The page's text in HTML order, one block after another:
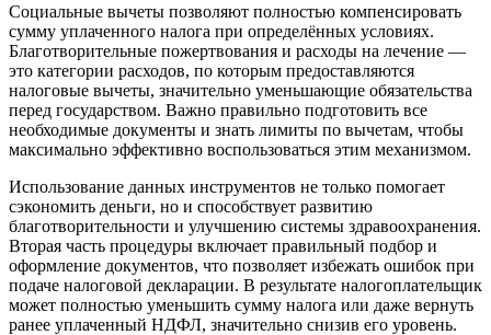
Социальные вычеты позволяют полностью компенсировать
сумму уплаченного налога при определённых условиях.
Благотворительные пожертвования и расходы на лечение —
это категории расходов, по которым предоставляются
налоговые вычеты, значительно уменьшающие обязательства
перед государством. Важно правильно подготовить все
необходимые документы и знать лимиты по вычетам, чтобы
максимально эффективно воспользоваться этим механизмом.
Использование данных инструментов не только помогает
сэкономить деньги, но и способствует развитию
благотворительности и улучшению системы здравоохранения.
Вторая часть процедуры включает правильный подбор и
оформление документов, что позволяет избежать ошибок при
подаче налоговой декларации. В результате налогоплательщик
может полностью уменьшить сумму налога или даже вернуть
ранее уплаченный НДФЛ, значительно снизив его уровень.